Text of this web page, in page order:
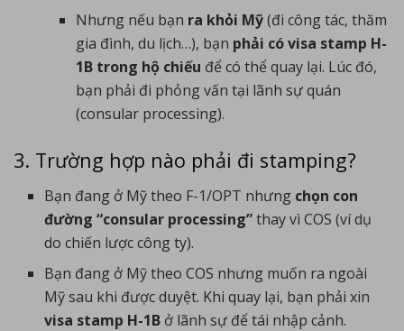
Nhưng nếu bạn ra khỏi Mỹ(đi công tác, thăm
gia đình, du lịch…), bạn phải có visa stamp H-
1B trong hộ chiếu để có thể quay lại. Lúc đó,
bạn phải đi phỏng vấn tại lãnh sự quán
(consular processing).
3. Trường hợp nào phải đi stamping?
Bạn đang ở Mỹ theo F-1/OPT nhưng chọn con
đường “consular processing”thay vì COS (ví dụ
do chiến lược công ty).
Bạn đang ở Mỹ theo COS nhưng muốn ra ngoài
Mỹ sau khi được duyệt. Khi quay lại, bạn phải xin
visa stamp H-1B ở lãnh sự để tái nhập cảnh.